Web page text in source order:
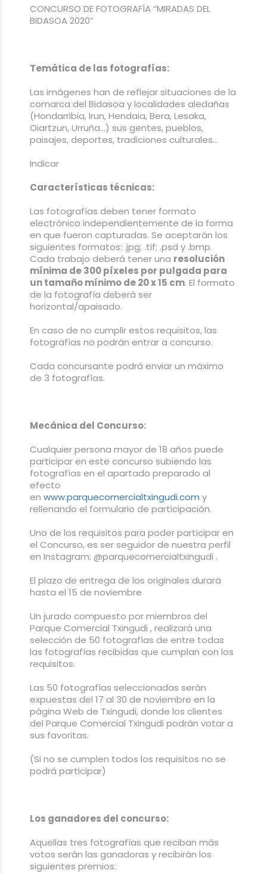
CONCURSO DE FOTOGRAFÍA “MIRADAS DEL
BIDASOA 2020”
Temática de las fotografías:
Las imágenes han de reflejar situaciones de la
comarca del Bidasoa y localidades aledañas
(Hondarribia, Irun, Hendaia, Bera, Lesaka,
Oiartzun, Urruña…) sus gentes, pueblos,
paisajes, deportes, tradiciones culturales…
Indicar
Características técnicas:
Las fotografías deben tener formato
electrónico independientemente de la forma
en que fueron capturadas. Se aceptarán los
siguientes formatos: .jpg; .tif; .psd y .bmp.
Cada trabajo deberá tener una resolución
mínima de 300 píxeles por pulgada para
un tamaño mínimo de 20 x 15 cm. El formato
de la fotografía deberá ser
horizontal/apaisado.
En caso de no cumplir estos requisitos, las
fotografías no podrán entrar a concurso.
Cada concursante podrá enviar un máximo
de 3 fotografías.
Mecánica del Concurso:
Cualquier persona mayor de 18 años puede
participar en este concurso subiendo las
fotografías en el apartado preparado al
efecto
en www.parquecomercialtxingudi.com y
rellenando el formulario de participación.
Uno de los requisitos para poder participar en
el Concurso, es ser seguidor de nuestra perfil
en Instagram: @parquecomercialtxingudi .
El plazo de entrega de los originales durará
hasta el 15 de noviembre
Un jurado compuesto por miembros del
Parque Comercial Txingudi , realizará una
selección de 50 fotografías de entre todas
las fotografías recibidas que cumplan con los
requisitos.
Las 50 fotografías seleccionadas serán
expuestas del 17 al 30 de noviembre en la
página Web de Txingudi, donde los clientes
del Parque Comercial Txingudi podrán votar a
sus favoritas.
(Si no se cumplen todos los requisitos no se
podrá participar)
Los ganadores del concurso:
Aquellas tres fotografías que reciban más
votos serán las ganadoras y recibirán los
siguientes premios: